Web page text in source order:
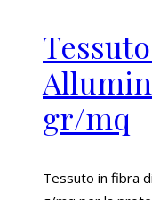
gr/mq
Tessuto in fibra